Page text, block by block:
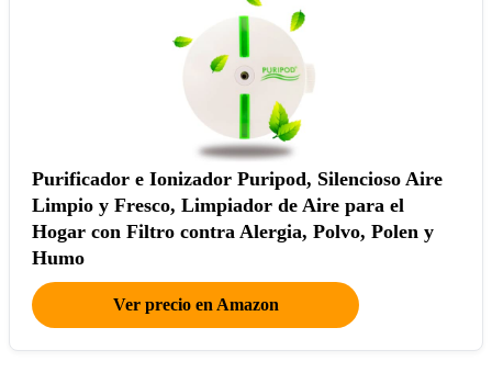
Purificador e Ionizador Puripod, Silencioso Aire
Limpio y Fresco, Limpiador de Aire para el
Hogar con Filtro contra Alergia, Polvo, Polen y
Humo
Ver precio en Amazon